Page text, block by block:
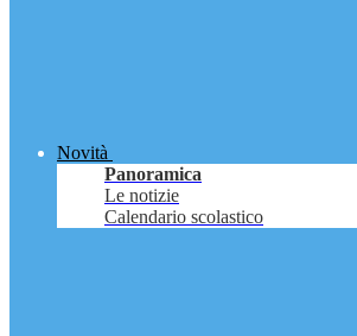
Novità
Panoramica
Le notizie
Calendario scolastico